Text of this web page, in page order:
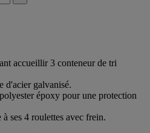
accueillir 3 conteneur de tri
d'acier galvanisé.
époxy pour une protection